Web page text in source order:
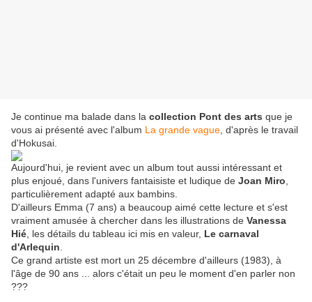
Je continue ma balade dans la collection Pont des arts que je
vous ai présenté avec l'album La grande vague , d'après le travail
d'Hokusai.
Aujourd'hui, je revient avec un album tout aussi intéressant et
plus enjoué, dans l'univers fantaisiste et ludique de Joan Miro
particulièrement adapté aux bambins.
D'ailleurs Emma (7 ans) a beaucoup aimé cette lecture et s'est
vraiment amusée à chercher dans les illustrations de Vanessa
Hié , les détails du tableau ici mis en valeur, Le carnaval
d'Arlequin
Ce grand artiste est mort un 25 décembre d'ailleurs (1983), à
l'âge de 90 ans ... alors c'était un peu le moment d'en parler non
???